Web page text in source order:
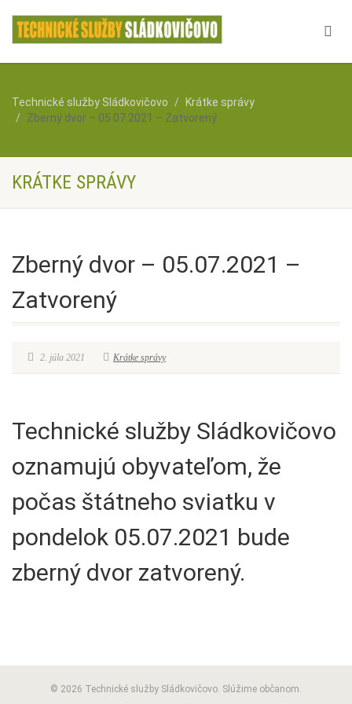
Technické služby Sládkovičovo
Krátke správy
Zberný dvor – 05.07.2021 – Zatvorený
KRÁTKE SPRÁVY
Zberný dvor – 05.07.2021 –
Zatvorený
2. júla 2021 Krátke správy
Technické služby Sládkovičovo
oznamujú obyvateľom, že
počas štátneho sviatku v
pondelok 05.07.2021 bude
zberný dvor zatvorený.
© 2026 Technické služby Sládkovičovo. Slúžime občanom.